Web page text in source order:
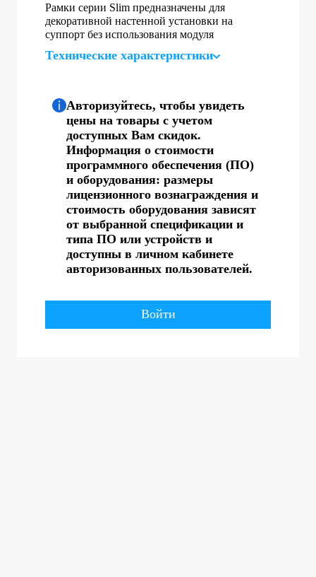
Рамки серии Slim предназначены для
декоративной настенной установки на
суппорт без использования модуля
Технические характеристики
Авторизуйтесь, чтобы увидеть
цены на товары с учетом
доступных Вам скидок.
Информация о стоимости
программного обеспечения (ПО)
и оборудования: размеры
лицензионного вознаграждения и
стоимость оборудования зависят
от выбранной спецификации и
типа ПО или устройств и
доступны в личном кабинете
авторизованных пользователей.
Войти